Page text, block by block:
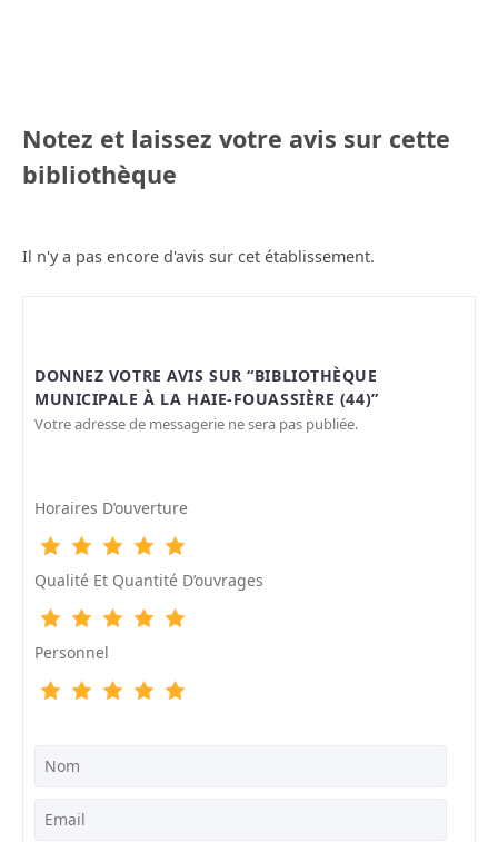
Notez et laissez votre avis sur cette
bibliothèque
Il n'y a pas encore d'avis sur cet établissement.
DONNEZ VOTRE AVIS SUR “BIBLIOTHÈQUE
MUNICIPALE À LA HAIE-FOUASSIÈRE (44)”
Votre adresse de messagerie ne sera pas publiée.
Horaires D’ouverture
Qualité Et Quantité D’ouvrages
Personnel